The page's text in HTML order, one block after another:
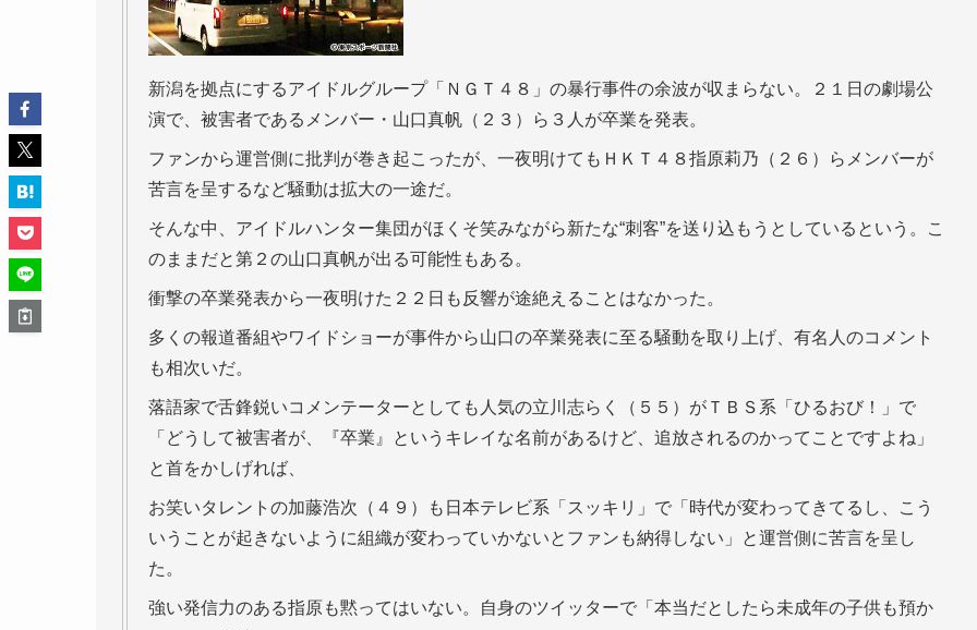
新潟を拠点にするアイドルグループ「ＮＧＴ４８」の暴行事件の余波が収まらない。２１日の劇場公
演で、被害者であるメンバー・山口真帆（２３）ら３人が卒業を発表。
ファンから運営側に批判が巻き起こったが、一夜明けてもＨＫＴ４８指原莉乃（２６）らメンバーが
苦言を呈するなど騒動は拡大の一途だ。
そんな中、アイドルハンター集団がほくそ笑みながら新たな“刺客”を送り込もうとしているという。こ
のままだと第２の山口真帆が出る可能性もある。
衝撃の卒業発表から一夜明けた２２日も反響が途絶えることはなかった。
多くの報道番組やワイドショーが事件から山口の卒業発表に至る騒動を取り上げ、有名人のコメント
も相次いだ。
落語家で舌鋒鋭いコメンテーターとしても人気の立川志らく（５５）がＴＢＳ系「ひるおび！」で
「どうして被害者が、『卒業』というキレイな名前があるけど、追放されるのかってことですよね」
と首をかしげれば、
お笑いタレントの加藤浩次（４９）も日本テレビ系「スッキリ」で「時代が変わってきてるし、こう
いうことが起きないように組織が変わっていかないとファンも納得しない」と運営側に苦言を呈し
た。
強い発信力のある指原も黙ってはいない。自身のツイッターで「本当だとしたら未成年の子供も預か